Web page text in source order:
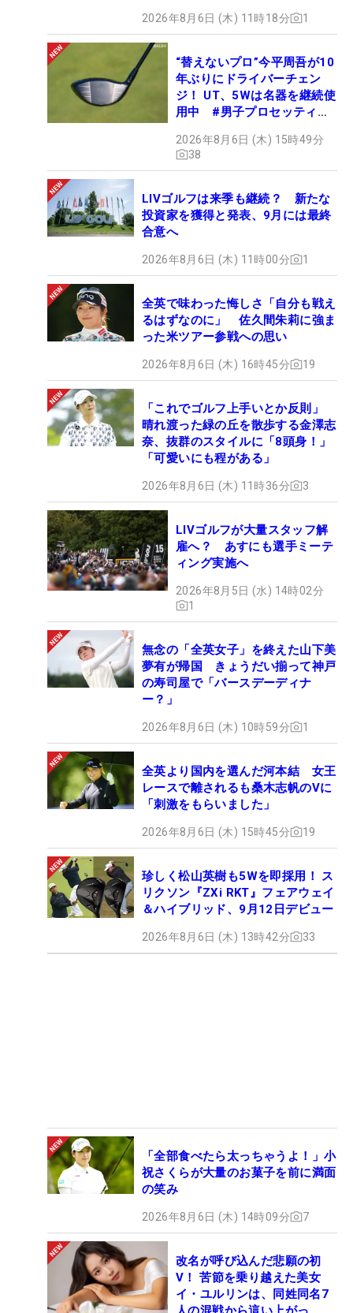
2026年8月6日 (木) 11時18分 1
“替えないプロ”今平周吾が10
年ぶりにドライバーチェン
ジ！ UT、5Wは名器を継続使
用中 #男子プロセッティン
2026年8月6日 (木) 15時49分
38
LIVゴルフは来季も継続？ 新たな
投資家を獲得と発表、9月には最終
合意へ
2026年8月6日 (木) 11時00分 1
全英で味わった悔しさ「自分も戦え
るはずなのに」 佐久間朱莉に強ま
った米ツアー参戦への思い
2026年8月6日 (木) 16時45分 19
「これでゴルフ上手いとか反則」
晴れ渡った緑の丘を散歩する金澤志
奈、抜群のスタイルに「8頭身！」
「可愛いにも程がある」
2026年8月6日 (木) 11時36分 3
LIVゴルフが大量スタッフ解
雇へ？ あすにも選手ミーテ
ィング実施へ
2026年8月5日 (水) 14時02分
1
無念の「全英女子」を終えた山下美
夢有が帰国 きょうだい揃って神戸
の寿司屋で「バースデーディナ
ー？」
2026年8月6日 (木) 10時59分 1
全英より国内を選んだ河本結 女王
レースで離されるも桑木志帆のVに
「刺激をもらいました」
2026年8月6日 (木) 15時45分 19
珍しく松山英樹も5Wを即採用！ ス
リクソン『ZXi RKT』フェアウェイ
＆ハイブリッド、9月12日デビュー
2026年8月6日 (木) 13時42分 33
「全部食べたら太っちゃうよ！」小
祝さくらが大量のお菓子を前に満面
の笑み
2026年8月6日 (木) 14時09分 7
改名が呼び込んだ悲願の初
V！ 苦節を乗り越えた美女
イ・ユルリンは、同姓同名7